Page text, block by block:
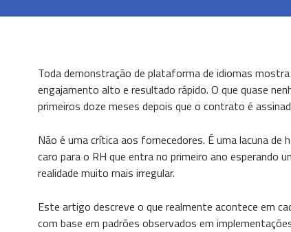
Toda demonstração de plataforma de idiomas
engajamento alto e resultado rápido. O que quase
primeiros doze meses depois que o contrato é
Não é uma crítica aos fornecedores. É uma lacuna
caro para o RH que entra no primeiro ano esperando
realidade muito mais irregular.
Este artigo descreve o que realmente acontece em
com base em padrões observados em